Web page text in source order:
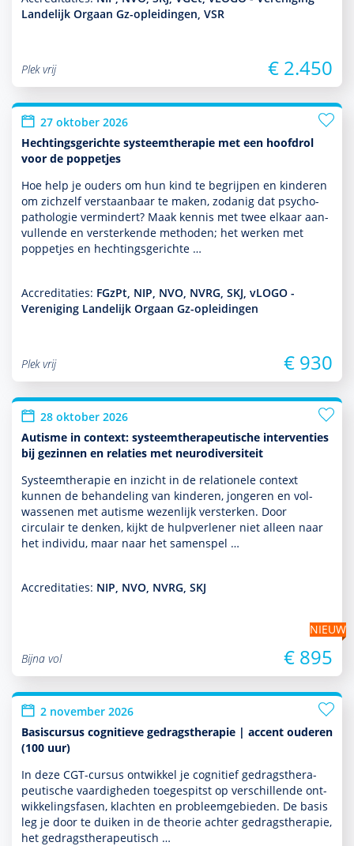
Landelijk Orgaan Gz-opleidingen, VSR
Plek vrij € 2.450
27 oktober 2026
Hechtingsgerichte systeemtherapie met een hoofdrol
voor de poppetjes
Hoe help je ouders om hun kind te begrijpen en kin­de­ren
om zichzelf ver­staan­baar te maken, zodanig dat psycho­
patho­logie vermindert? Maak kennis met twee elkaar aan­
vullende en versterkende methoden; het werken met
poppetjes en hechtingsgerichte …
Accreditaties: FGzPt, NIP, NVO, NVRG, SKJ, vLOGO -
Vereniging Landelijk Orgaan Gz-opleidingen
Plek vrij € 930
28 oktober 2026
Autisme in context: systeemtherapeutische interventies
bij gezinnen en relaties met neurodiversiteit
Systeemthera­pie en inzicht in de rela­tio­nele context
kunnen de behan­del­ing van kin­de­ren, jongeren en vol­
was­senen met autisme wezenlijk versterken. Door
circulair te denken, kijkt de hulp­ver­le­ner niet alleen naar
het individu, maar naar het samenspel …
Accreditaties: NIP, NVO, NVRG, SKJ
NIEUW
Bijna vol
€ 895
2 november 2026
Basiscursus cognitieve gedragstherapie | accent ouderen
(100 uur)
In deze CGT-cursus ontwik­kel je cognitief gedrags­thera­
peu­tische vaar­dig­heden toegespitst op ver­schil­lende ont­
wikke­lingsfasen, klachten en probleemgebieden. De basis
leg je door te duiken in de theorie achter gedrags­thera­pie,
het gedrags­thera­peu­tisch …